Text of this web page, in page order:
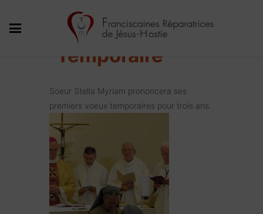
Profession
Temporaire
Soeur Stella Myriam prononcera ses
premiers voeux temporaires pour trois ans.